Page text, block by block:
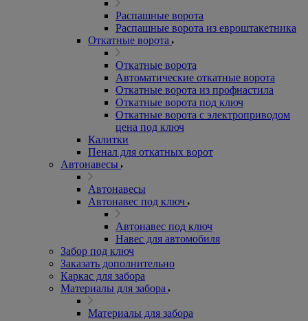
Распашные ворота
Распашные ворота из евроштакетника
Откатные ворота
Откатные ворота
Автоматические откатные ворота
Откатные ворота из профнастила
Откатные ворота под ключ
Откатные ворота с электроприводом
цена под ключ
Калитки
Пенал для откатных ворот
Автонавесы
Автонавесы
Автонавес под ключ
Автонавес под ключ
Навес для автомобиля
Забор под ключ
Заказать дополнительно
Каркас для забора
Материалы для забора
Материалы для забора